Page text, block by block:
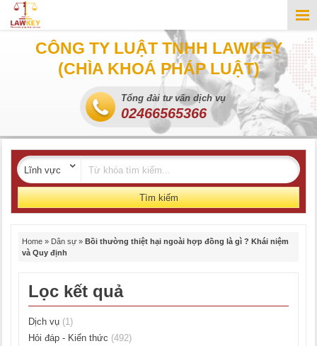
CÔNG TY LUẬT TNHH LAWKEY
(CHÌA KHOÁ PHÁP LUẬT)
Tổng đài tư vấn dịch vụ
02466565366
Tìm kiếm
Home » Dân sự » Bồi thường thiệt hại ngoài hợp đồng là gì ? Khái niệm
và Quy định
Lọc kết quả
Dịch vụ (1)
Hỏi đáp - Kiến thức (492)